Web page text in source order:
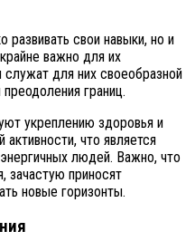
развивать свои навыки, но и
важно для их
служат для них своеобразной
границ.
укреплению здоровья и
что является
людей. Важно, что
зачастую приносят
новые горизонты.